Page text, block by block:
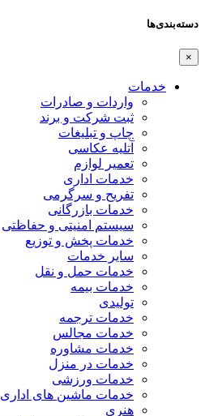
دسته‌بندی‌ها
×
خدمات
واردات و صادرات
ثبت شرکت و برند
چاپ و تبلیغات
آتلیه عکاسی
تعمیر لوازم
خدمات اداری
تفریح و سرگرمی
خدمات بازرگانی
سیستم امنیتی و حفاظتی
خدمات پخش و توزیع
سایر خدمات
خدمات حمل و نقل
خدمات بیمه
تولیدی
خدمات ترجمه
خدمات مجالس
خدمات مشاوره
خدمات در منزل
خدمات ورزشی
خدمات ماشین های اداری
هنری